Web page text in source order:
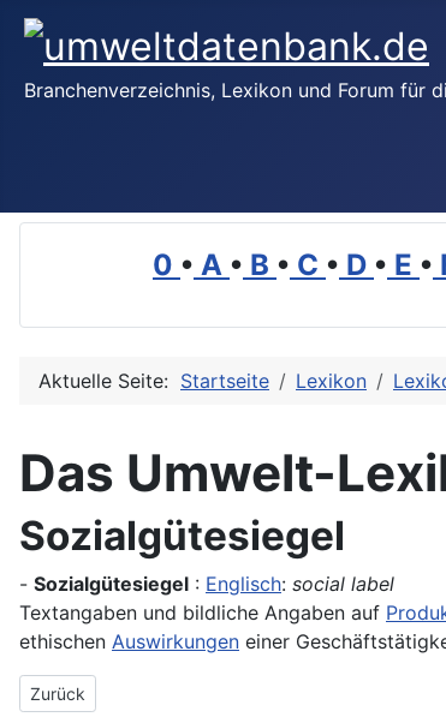
Branchenverzeichnis, Lexikon und Forum für
0 • A • B • C • D • E •
Aktuelle Seite: Startseite Lexikon
Das Umwelt-
Sozialgütesiegel
- Sozialgütesiegel : Englisch: social label
Textangaben und bildliche Angaben auf
ethischen Auswirkungen einer
Vorheriger Beitrag: Soziale Integration
Zurück